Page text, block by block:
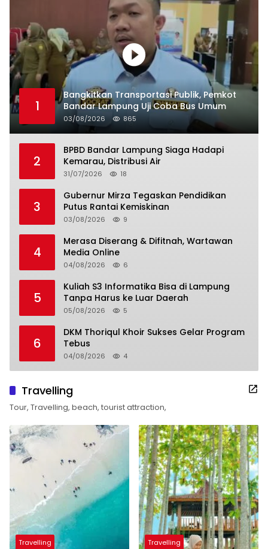
1
Bangkitkan Transportasi Publik, Pemkot
Bandar Lampung Uji Coba Bus Umum
03/08/2026 865
2
BPBD Bandar Lampung Siaga Hadapi
Kemarau, Distribusi Air
31/07/2026 18
3
Gubernur Mirza Tegaskan Pendidikan
Putus Rantai Kemiskinan
03/08/2026 9
4
Merasa Diserang & Difitnah, Wartawan
Media Online
04/08/2026 6
5
Kuliah S3 Informatika Bisa di Lampung
Tanpa Harus ke Luar Daerah
05/08/2026 5
6
DKM Thoriqul Khoir Sukses Gelar Program
Tebus
04/08/2026 4
Travelling
Tour, Travelling, beach, tourist attraction,
Travelling Travelling